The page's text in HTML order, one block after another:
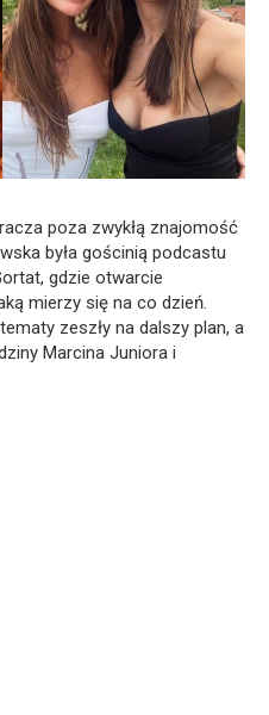
poza zwykłą znajomość
była gościnią podcastu
gdzie otwarcie
mierzy się na co dzień.
zeszły na dalszy plan, a
Marcina Juniora i